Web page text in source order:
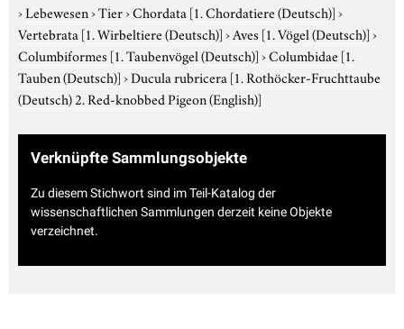
›Lebewesen›Tier›Chordata [1. Chordatiere (Deutsch)]›
Vertebrata [1. Wirbeltiere (Deutsch)]›Aves [1. Vögel (Deutsch)]›
Columbiformes [1. Taubenvögel (Deutsch)]›Columbidae [1.
Tauben (Deutsch)]›Ducula rubricera [1. Rothöcker-Fruchttaube
(Deutsch) 2. Red-knobbed Pigeon (English)]
Verknüpfte Sammlungsobjekte
Zu diesem Stichwort sind im Teil-Katalog der
wissenschaftlichen Sammlungen derzeit keine Objekte
verzeichnet.